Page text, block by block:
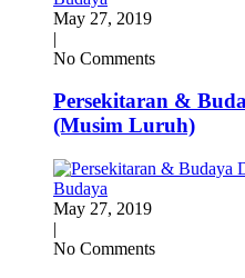
May 27, 2019
|
No Comments
Persekitaran &
(Musim Luruh)
Budaya
May 27, 2019
|
No Comments